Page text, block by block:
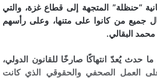
“حنظلة” المتجهة إلى قطاع غزة، والتي
جميع من كانوا على متنها، وعلى رأسهم
البقالي.
ما حدث يُعدّ انتهاكًا صارخًا للقانون الدولي،
العمل الصحفي والحقوقي الذي كانت